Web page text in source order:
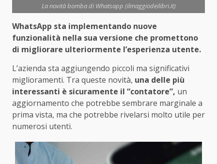
La novità bomba di Whatsapp (ilmaggiodeilibri.it)
WhatsApp sta implementando nuove
funzionalità nella sua versione che promettono
di migliorare ulteriormente l’esperienza utente.
L’azienda sta aggiungendo piccoli ma significativi
miglioramenti. Tra queste novità, una delle più
interessanti è sicuramente il “contatore”, un
aggiornamento che potrebbe sembrare marginale a
prima vista, ma che potrebbe rivelarsi molto utile per
numerosi utenti.